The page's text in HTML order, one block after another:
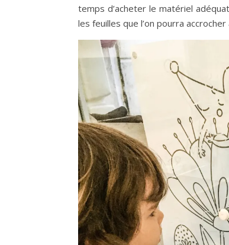
temps d’acheter le matériel
les feuilles que l’on pourra accrocher